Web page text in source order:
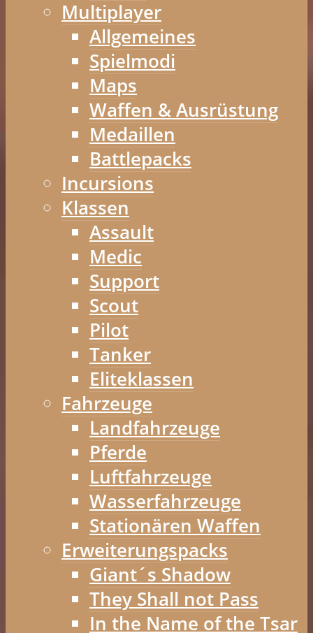
Multiplayer
Allgemeines
Spielmodi
Maps
Waffen & Ausrüstung
Medaillen
Battlepacks
Incursions
Klassen
Assault
Medic
Support
Scout
Pilot
Tanker
Eliteklassen
Fahrzeuge
Landfahrzeuge
Pferde
Luftfahrzeuge
Wasserfahrzeuge
Stationären Waffen
Erweiterungspacks
Giant´s Shadow
They Shall not Pass
In the Name of the Tsar